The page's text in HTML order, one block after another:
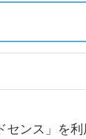
ンス」を利